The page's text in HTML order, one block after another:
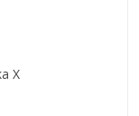
X